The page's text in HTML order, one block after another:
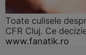
Toate culisele
CFR Cluj. Ce
www.fanatik.ro